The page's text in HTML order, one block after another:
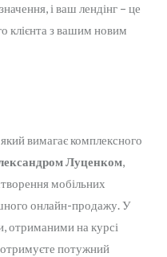
і ваш лендінг – це
клієнта з вашим новим
вимагає комплексного
Луценком,
мобільних
онлайн-продажу. У
отриманими на курсі
отримуєте потужний